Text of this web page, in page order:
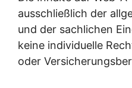
ausschließlich der
und der sachlichen
keine individuelle
oder